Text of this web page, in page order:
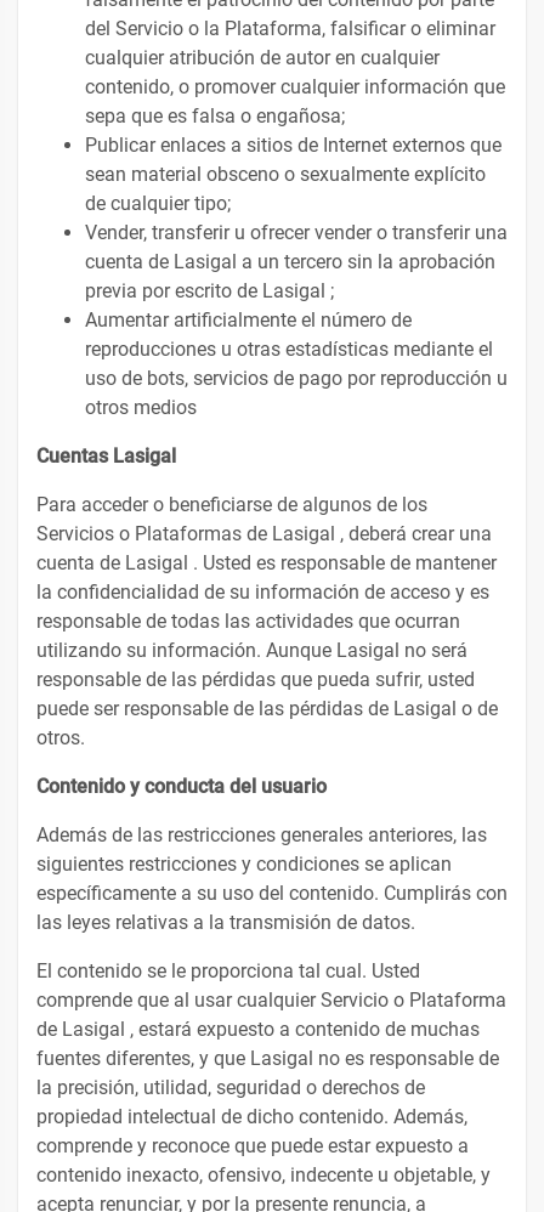
del Servicio o la Plataforma, falsificar o eliminar
cualquier atribución de autor en cualquier
contenido, o promover cualquier información que
sepa que es falsa o engañosa;
Publicar enlaces a sitios de Internet externos que
sean material obsceno o sexualmente explícito
de cualquier tipo;
Vender, transferir u ofrecer vender o transferir una
cuenta de Lasigal a un tercero sin la aprobación
previa por escrito de Lasigal ;
Aumentar artificialmente el número de
reproducciones u otras estadísticas mediante el
uso de bots, servicios de pago por reproducción u
otros medios
Cuentas Lasigal
Para acceder o beneficiarse de algunos de los
Servicios o Plataformas de Lasigal , deberá crear una
cuenta de Lasigal . Usted es responsable de mantener
la confidencialidad de su información de acceso y es
responsable de todas las actividades que ocurran
utilizando su información. Aunque Lasigal no será
responsable de las pérdidas que pueda sufrir, usted
puede ser responsable de las pérdidas de Lasigal o de
otros.
Contenido y conducta del usuario
Además de las restricciones generales anteriores, las
siguientes restricciones y condiciones se aplican
específicamente a su uso del contenido. Cumplirás con
las leyes relativas a la transmisión de datos.
El contenido se le proporciona tal cual. Usted
comprende que al usar cualquier Servicio o Plataforma
de Lasigal , estará expuesto a contenido de muchas
fuentes diferentes, y que Lasigal no es responsable de
la precisión, utilidad, seguridad o derechos de
propiedad intelectual de dicho contenido. Además,
comprende y reconoce que puede estar expuesto a
contenido inexacto, ofensivo, indecente u objetable, y
acepta renunciar, y por la presente renuncia, a